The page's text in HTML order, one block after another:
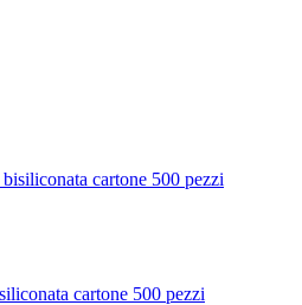
cartone 500 pezzi